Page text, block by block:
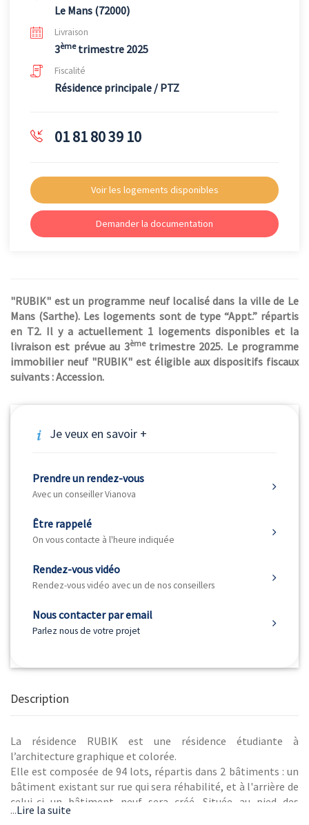
Le Mans (72000)
Livraison
3èmetrimestre 2025
Fiscalité
Résidence principale / PTZ
01 81 80 39 10
Voir les logements disponibles
Demander la documentation
"RUBIK" est un programme neuf localisé dans la ville de Le
Mans (Sarthe). Les logements sont de type “Appt.” répartis
en T2. Il y a actuellement 1 logements disponibles et la
livraison est prévue au 3èmetrimestre 2025. Le programme
immobilier neuf "RUBIK" est éligible aux dispositifs fiscaux
suivants : Accession.
Je veux en savoir +
Prendre un rendez-vous
Avec un conseiller Vianova
Être rappelé
On vous contacte à l'heure indiquée
Rendez-vous vidéo
Rendez-vous vidéo avec un de nos conseillers
Nous contacter par email
Parlez nous de votre projet
Description
La résidence RUBIK est une résidence étudiante à
l’architecture graphique et colorée.
Elle est composée de 94 lots, répartis dans 2 bâtiments : un
bâtiment existant sur rue qui sera réhabilité, et à l'arrière de
celui-ci un bâtiment neuf sera créé. Située au pied des
commerces et des restaurants, et à proximité de l’arrêt de
...Lire la suite